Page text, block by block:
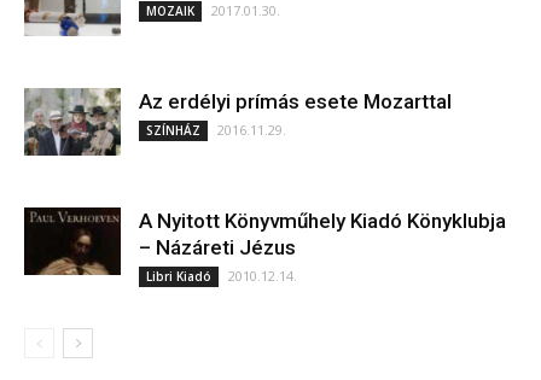
MOZAIK 2017.01.30.
Az erdélyi prímás esete Mozarttal
SZÍNHÁZ 2016.11.29.
A Nyitott Könyvműhely Kiadó Könyklubja
– Názáreti Jézus
Libri Kiadó 2010.12.14.